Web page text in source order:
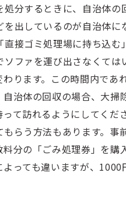
分するときに、自治体
出しているのが自治体に
接ゴミ処理場に持ち込
ファを運び出さなくては
ります。この時間内で
治体の回収の場合、大
て訪れるようにしてくだ
らう方法もあります。
分の「ごみ処理券」を
っても違いますが、